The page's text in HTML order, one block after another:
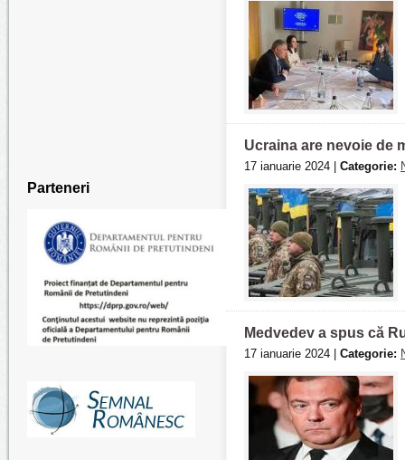
Parteneri
Ucraina are nevoie de
17 ianuarie 2024 | Categorie:
Medvedev a spus că
17 ianuarie 2024 | Categorie: